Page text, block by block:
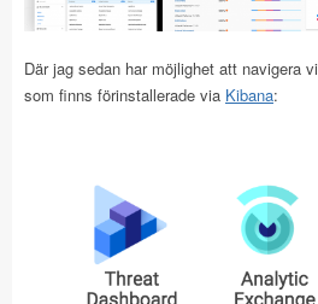
Där jag sedan har möjlighet att navigera
som finns förinstallerade via Kibana: